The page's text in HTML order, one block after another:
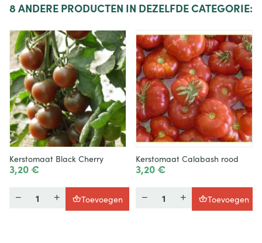
8 ANDERE PRODUCTEN IN DEZELFDE CATEGORIE:
Kerstomaat Black Cherry
3,20 €
Hoeveelheid
Toevoegen
Kerstomaat Calabash rood
3,20 €
Hoeveelheid
Toevoegen